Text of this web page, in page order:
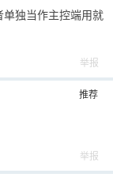
独当作主控端用就
举报
推荐
举报